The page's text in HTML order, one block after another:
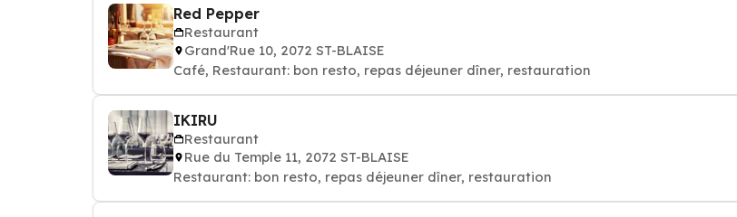
Red Pepper
Restaurant
Grand'Rue 10, 2072 ST-BLAISE
Café, Restaurant: bon resto, repas déjeuner dîner, restauration
IKIRU
Restaurant
Rue du Temple 11, 2072 ST-BLAISE
Restaurant: bon resto, repas déjeuner dîner, restauration